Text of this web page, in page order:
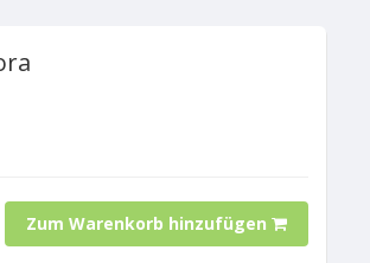
Zum Warenkorb hinzufügen